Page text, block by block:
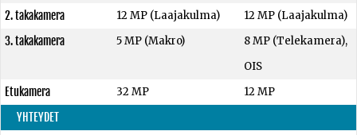
2. takakamera
12 MP (Laajakulma)
12 MP (Laajakulma)
3. takakamera
5 MP (Makro)
8 MP (Telekamera),
OIS
Etukamera
32 MP
12 MP
YHTEYDET